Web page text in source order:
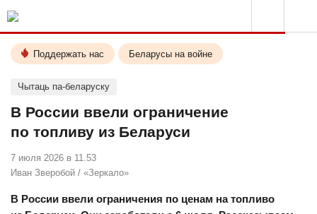
Поддержать нас Беларусы на войне
Чытаць па-беларуску
В России ввели ограничение
по топливу из Беларуси
7 июля 2026 в 11.53
Иван Зверобой / «Зеркало»
В России ввели ограничения по ценам на топливо